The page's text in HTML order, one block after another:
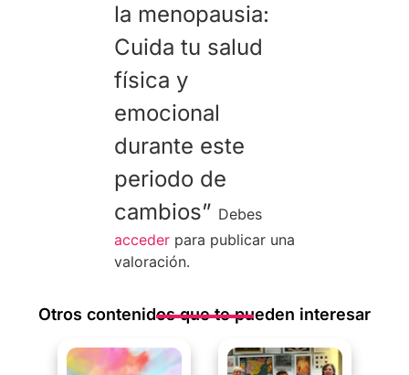
la menopausia:
Cuida tu salud
física y
emocional
durante este
periodo de
cambios” Debes
accederpara publicar una
valoración.
Otros contenidos que te pueden interesar